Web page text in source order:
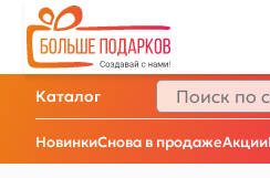
НовинкиСнова в продажеАкции
Каталог